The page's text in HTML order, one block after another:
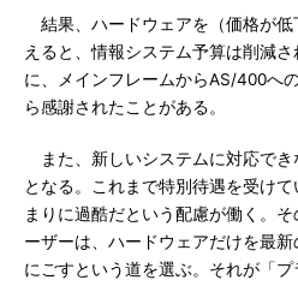
結果、ハードウェアを（価格が
えると、情報システム予算は削減
に、メインフレームからAS/400へ
ら感謝されたことがある。
また、新しいシステムに対応でき
となる。これまで特別待遇を受け
まりに過酷だという配慮が働く。
ーザーは、ハードウェアだけを最
にごすという道を選ぶ。それが「